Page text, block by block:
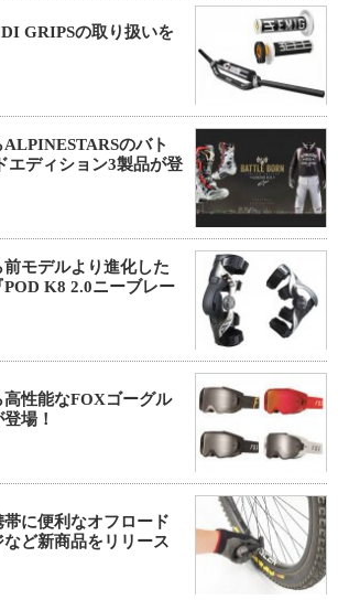
GRIPSの取り扱いを
のバト
エディション3製品が登
モデルより進化した
K8 2.0ニーブレー
性能なFOXゴーグル
場！
に便利なオフロード
ど新商品をリリース